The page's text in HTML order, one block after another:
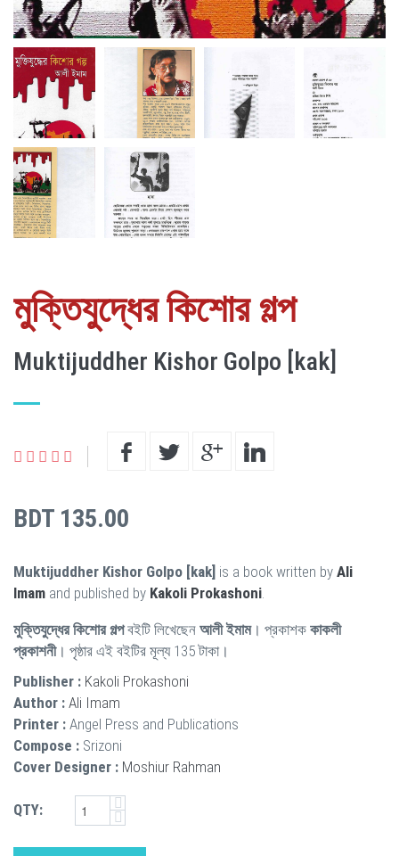
মুক্তিযুদ্ধের কিশোর গল্প
Muktijuddher Kishor Golpo [kak]
BDT 135.00
Muktijuddher Kishor Golpo [kak] is a book written by Ali
Imam and published by Kakoli Prokashoni
মুক্তিযুদ্ধের কিশোর গল্পবইটি লিখেছেন আলী ইমাম। প্রকাশক কাকলী
প্রকাশনী। পৃষ্ঠার এই বইটির মূল্য 135 টাকা।
Publisher : Kakoli Prokashoni
Author : Ali Imam
Printer : Angel Press and Publications
Compose : Srizoni
Cover Designer : Moshiur Rahman
QTY: